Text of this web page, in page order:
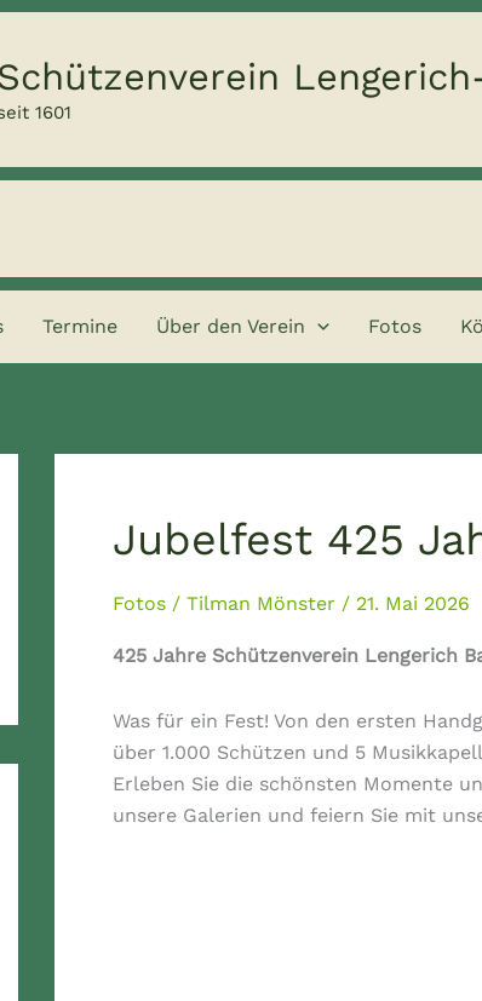
1601
Termine Über den Verein Fotos
Jubelfest 425
Fotos / Tilman Mönster / 21. Mai 2026
425 Jahre Schützenverein Lengerich
Was für ein Fest! Von den ersten
über 1.000 Schützen und 5
Erleben Sie die schönsten Momente
unsere Galerien und feiern Sie mit